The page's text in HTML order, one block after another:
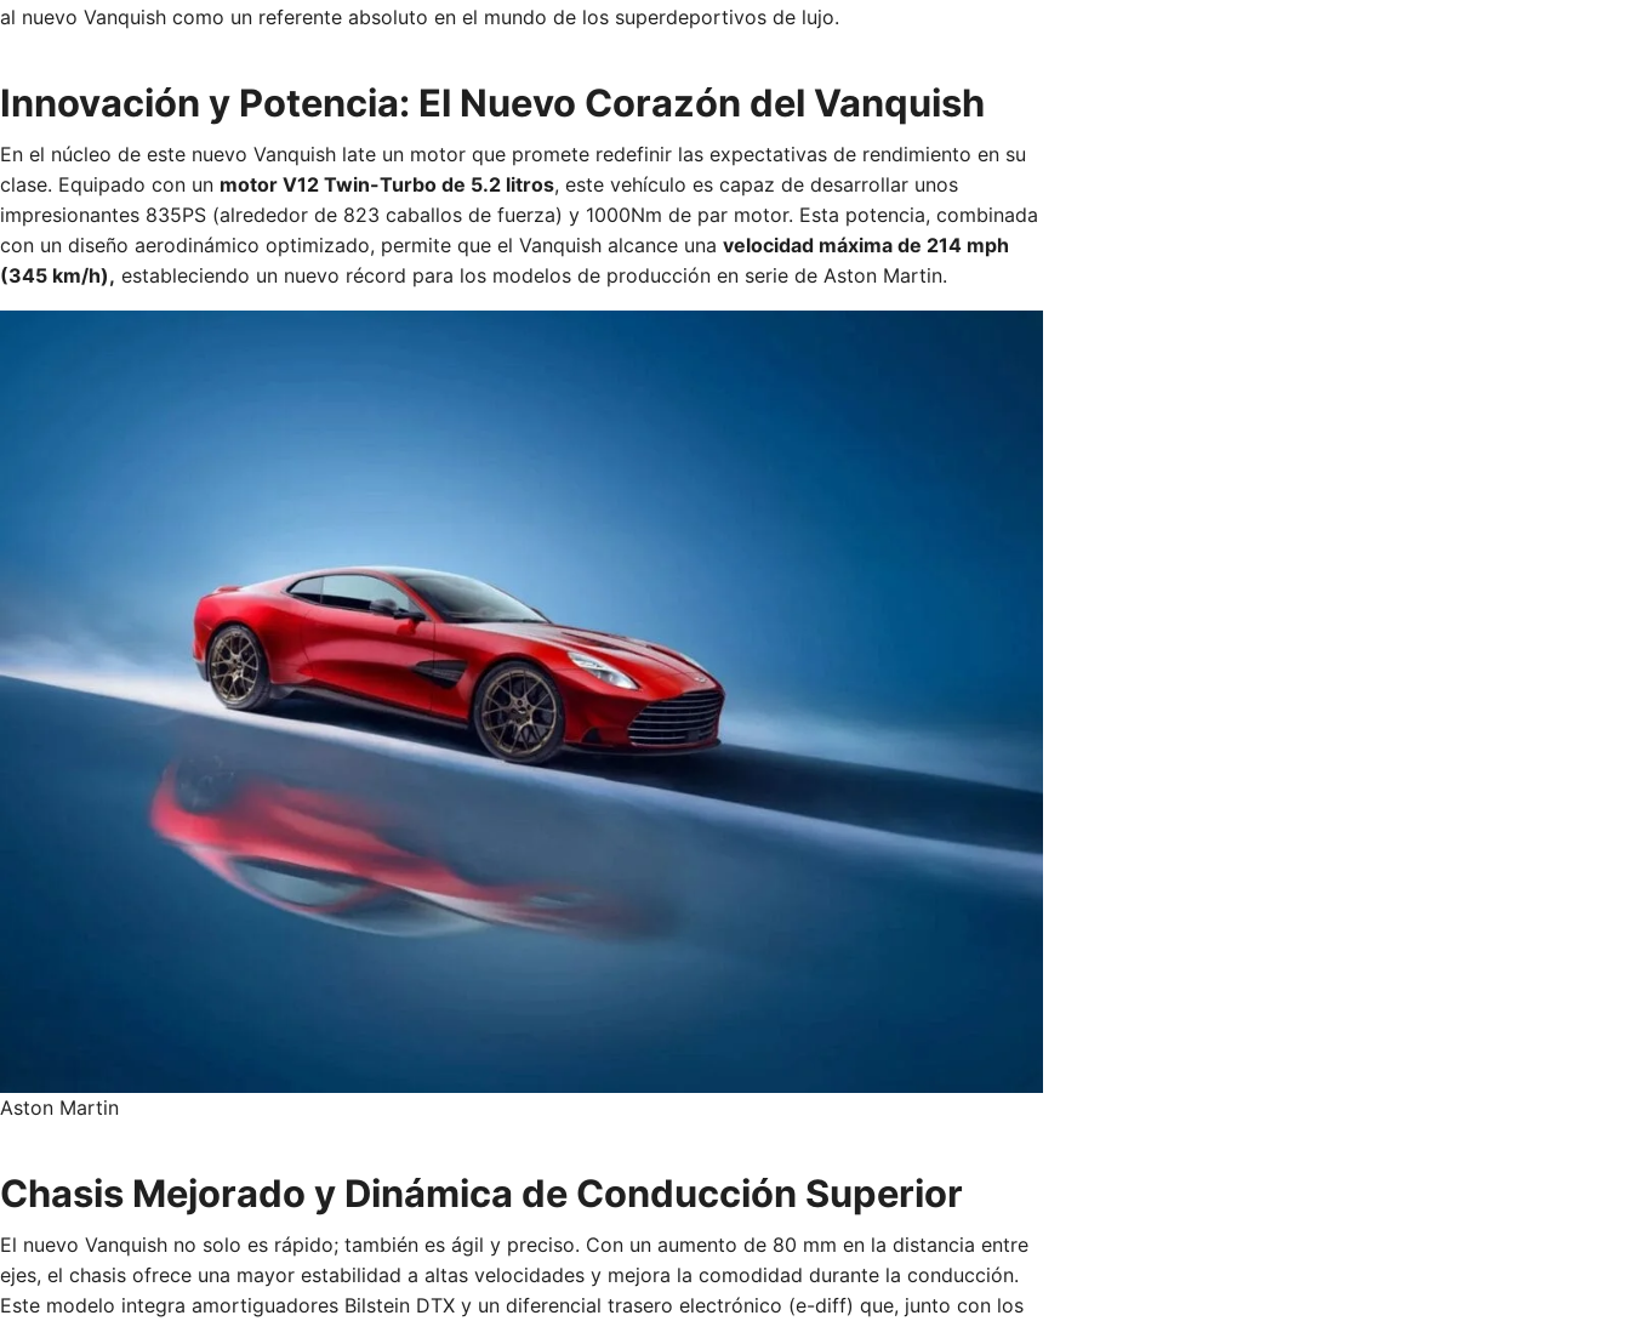
al nuevo Vanquish como un referente absoluto en el mundo de los superdeportivos de lujo.
Innovación y Potencia: El Nuevo Corazón del Vanquish
En el núcleo de este nuevo Vanquish late un motor que promete redefinir las expectativas de rendimiento en su
clase. Equipado con un motor V12 Twin-Turbo de 5.2 litros, este vehículo es capaz de desarrollar unos
impresionantes 835PS (alrededor de 823 caballos de fuerza) y 1000Nm de par motor. Esta potencia, combinada
con un diseño aerodinámico optimizado, permite que el Vanquish alcance una velocidad máxima de 214 mph
(345 km/h), estableciendo un nuevo récord para los modelos de producción en serie de Aston Martin.
Aston Martin
Chasis Mejorado y Dinámica de Conducción Superior
El nuevo Vanquish no solo es rápido; también es ágil y preciso. Con un aumento de 80 mm en la distancia entre
ejes, el chasis ofrece una mayor estabilidad a altas velocidades y mejora la comodidad durante la conducción.
Este modelo integra amortiguadores Bilstein DTX y un diferencial trasero electrónico (e-diff) que, junto con los